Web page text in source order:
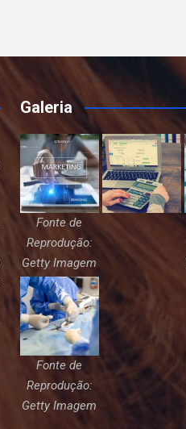
Galeria
Fonte de
Reprodução:
Getty Imagem
Fonte de
Reprodução:
Getty Imagem